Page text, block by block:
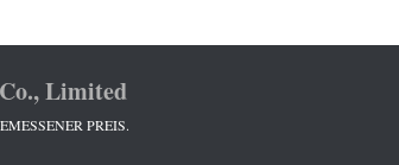
Limited
PREIS.